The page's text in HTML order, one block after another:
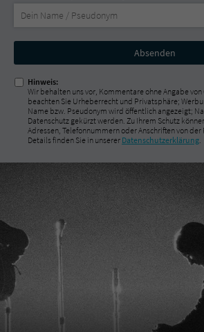
Nicht
ausfüllen!
Hinweis:
Wir behalten uns vor, Kommentare ohne Angabe
beachten Sie Urheberrecht und Privatsphäre;
Name bzw. Pseudonym wird öffentlich angezeigt;
Datenschutz gekürzt werden. Zu Ihrem Schutz
Adressen, Telefonnummern oder Anschriften von
Details finden Sie in unserer Datenschutzerklärung